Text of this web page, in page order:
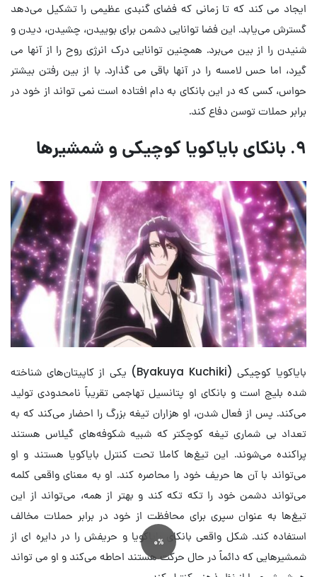
0%
ایجاد می کند که تا زمانی که فضای گنبدی عظیمی را تشکیل می‌دهد
گسترش می‌یابد. این فضا توانایی دشمن برای بوییدن، چشیدن، دیدن و
شنیدن را از بین می‌برد. همچنین توانایی درک انرژی روح را از آنها می
گیرد، اما حس لامسه را در آنها باقی می گذارد. با از بین رفتن بیشتر
حواس، کسی که در این بانکای به دام افتاده است نمی تواند از خود در
برابر حملات توسن دفاع کند.
۹. بانکای بایاکویا کوچیکی و شمشیرها
بایاکویا کوچیکی (Byakuya Kuchiki) یکی از کاپیتان‌های شناخته
شده بلیچ است و بانکای او پتانسیل تهاجمی تقریباً نامحدودی تولید
می‌کند. پس از فعال شدن، او هزاران تیغه بزرگ را احضار می‌کند که به
تعداد بی شماری تیغه کوچکتر که شبیه شکوفه‌های گیلاس هستند
پراکنده می‌شوند. این تیغ‌ها کاملا تحت کنترل بایاکویا هستند و او
می‌تواند با آن ها حریف خود را محاصره کند. او به معنای واقعی کلمه
می‌تواند دشمن خود را تکه تکه کند و بهتر از همه، می‌تواند از این
تیغ‌ها به عنوان سپری برای محافظت از خود در برابر حملات مخالف
استفاده کند. شکل واقعی بانکای بایاکویا و حریفش را در دایره ای از
شمشیرهایی که دائماً در حال حرکت هستند احاطه می‌کند و او می تواند